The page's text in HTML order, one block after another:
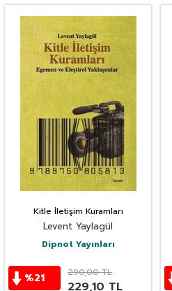
Kitle İletişim Kuramları
Levent Yaylagül
Dipnot Yayınları
%21 290,00TL
229,10 TL